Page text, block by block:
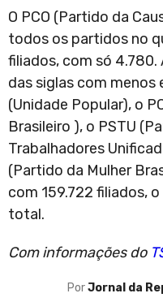
O PCO (Partido da
todos os partidos no
filiados, com só 4.780.
das siglas com menos
(Unidade Popular), o
Brasileiro ), o PSTU
Trabalhadores
(Partido da Mulher
com 159.722 filiados,
total.
Com informações do
PorJornal da